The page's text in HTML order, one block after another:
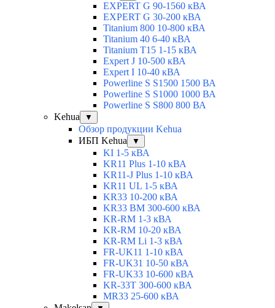
EXPERT G 90-1560 кВА
EXPERT G 30-200 кВА
Titanium 800 10-800 кВА
Titanium 40 6-40 кВА
Titanium T15 1-15 кВА
Expert J 10-500 кВА
Expert I 10-40 кВА
Powerline S S1500 1500 ВА
Powerline S S1000 1000 ВА
Powerline S S800 800 ВА
Kehua
▼
Обзор продукции Kehua
ИБП Kehua
▼
KI 1-5 кВА
KR11 Plus 1-10 кВА
KR11-J Plus 1-10 кВА
KR11 UL 1-5 кВА
KR33 10-200 кВА
KR33 BM 300-600 кВА
KR-RM 1-3 кВА
KR-RM 10-20 кВА
KR-RM Li 1-3 кВА
FR-UK11 1-10 кВА
FR-UK31 10-50 кВА
FR-UK33 10-600 кВА
KR-33T 300-600 кВА
MR33 25-600 кВА